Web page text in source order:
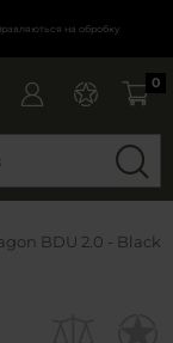
на обробку
0
BDU 2.0 - Black